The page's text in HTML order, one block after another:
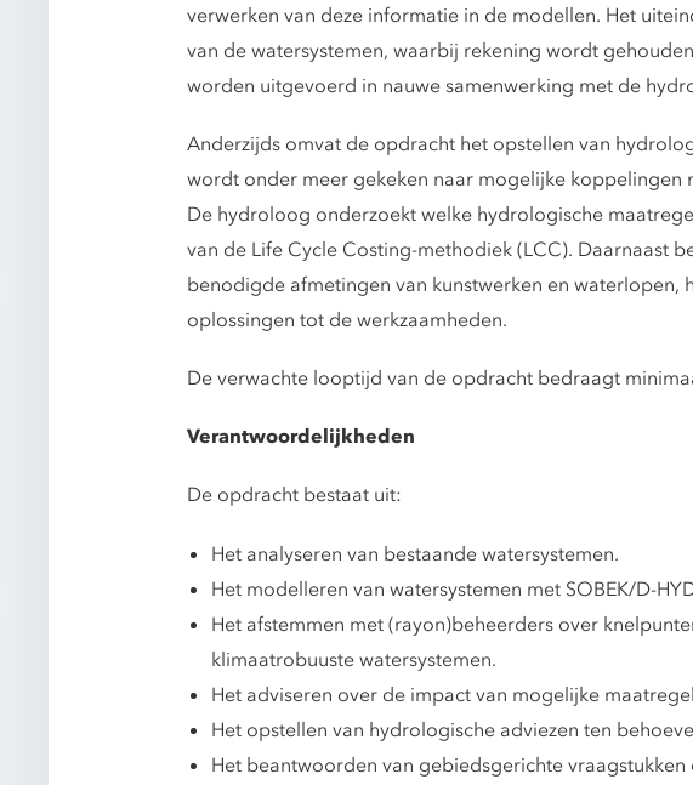
verwerken van deze informatie in de modellen. Het
van de watersystemen, waarbij rekening wordt
worden uitgevoerd in nauwe samenwerking met de
Anderzijds omvat de opdracht het opstellen van
wordt onder meer gekeken naar mogelijke koppelingen
De hydroloog onderzoekt welke hydrologische
van de Life Cycle Costing-methodiek (LCC). Daarnaast
benodigde afmetingen van kunstwerken en waterlopen,
oplossingen tot de werkzaamheden.
De verwachte looptijd van de opdracht bedraagt
Verantwoordelijkheden
De opdracht bestaat uit:
Het analyseren van bestaande watersystemen.
Het modelleren van watersystemen met SOBEK/D-
Het afstemmen met (rayon)beheerders over
klimaatrobuuste watersystemen.
Het adviseren over de impact van mogelijke
Het opstellen van hydrologische adviezen ten
Het beantwoorden van gebiedsgerichte